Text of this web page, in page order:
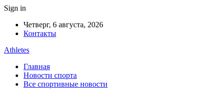
Sign in
Четверг, 6 августа, 2026
Контакты
Athletes
Главная
Новости спорта
Все спортивные новости